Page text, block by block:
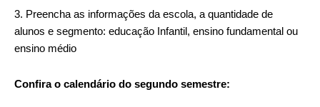
3. Preencha as informações da escola, a quantidade de
alunos e segmento: educação Infantil, ensino fundamental ou
ensino médio
Confira o calendário do segundo semestre: